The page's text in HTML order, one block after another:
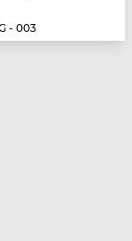
- 003